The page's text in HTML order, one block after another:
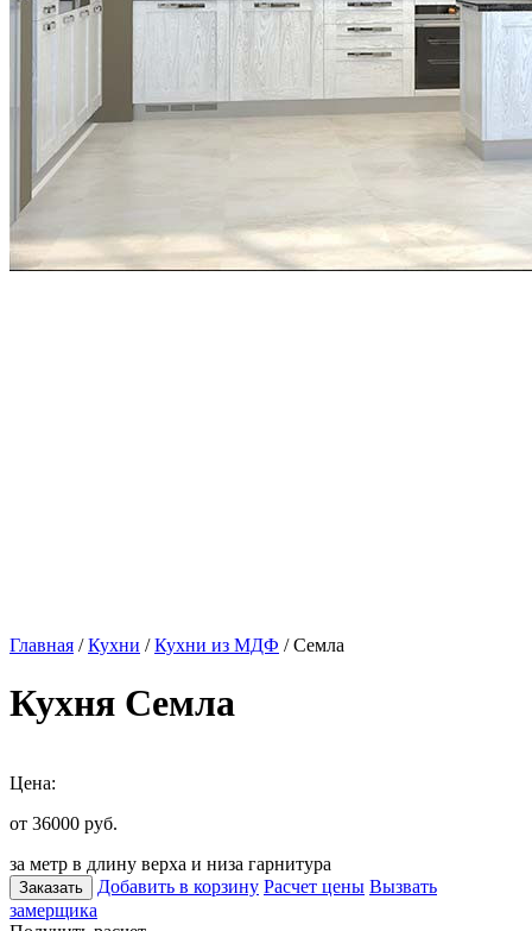
Главная /Кухни /Кухни из МДФ / Семла
Кухня Семла
Цена:
от 36000 руб.
за метр в длину верха и низа гарнитура
Заказать Добавить в корзину Расчет цены Вызвать
замерщика